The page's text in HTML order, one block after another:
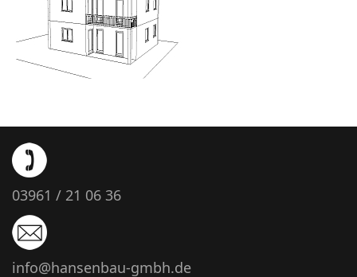
03961 / 21 06 36
info@hansenbau-gmbh.de